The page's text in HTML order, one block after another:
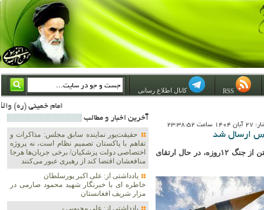
کانال اطلاع رسانی
امام خمینی (ره) والله اسلام تمامش سیاست است؛ ***** امام شهید: به گفتار امام و کردار امام اهتمام بورزید ***** امام خمینی(ره): ان شاء الله ما اندوه دلمان را در وقت مناسب با انتقام از امریکا و
23:38:52
ارسال شد
کیهان : نشریه آمریکایی در گزارشی مدعی شد که ایران با درس آموختن از جنگ ۱۲روزه، در حال ارتقای
آخرين اخبار و مطالب
حقیقت‌پور نماینده سابق مجلس: مذاکرات و
تفاهم با پاکستان تصمیم نظام است، نه پروژه
اختصاصی دولت پزشکیان/ برخی جریان‌ها هرجا
منافعشان اقتضا کند از رهبری عبور می‌کنند
یادداشتی از: علی اکبر پورسلطان
خاطره ای با خبرنگار شهید محمود صارمی در
مزار شریف افغانستان
یادداشتی از: علی محبوبی -